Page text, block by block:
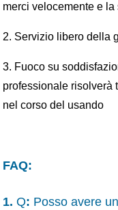
merci velocemente e la
2. Servizio libero della
3. Fuoco su
professionale risolverà
nel corso del usando
FAQ:
1.Q: Posso avere